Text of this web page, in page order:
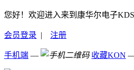
您好！欢迎进入来到康华尔电子KDS
会员登录 | 注册
手机端 — 收藏KON